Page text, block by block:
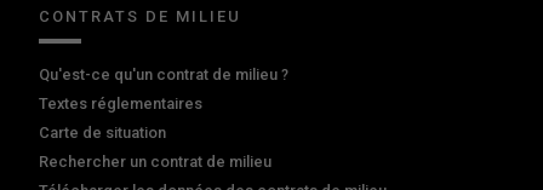
CONTRATS DE MILIEU
Qu'est-ce qu'un contrat de milieu ?
Textes réglementaires
Carte de situation
Rechercher un contrat de milieu